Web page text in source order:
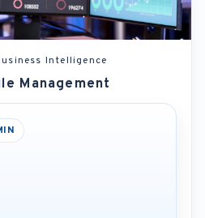
Intelligence
Management